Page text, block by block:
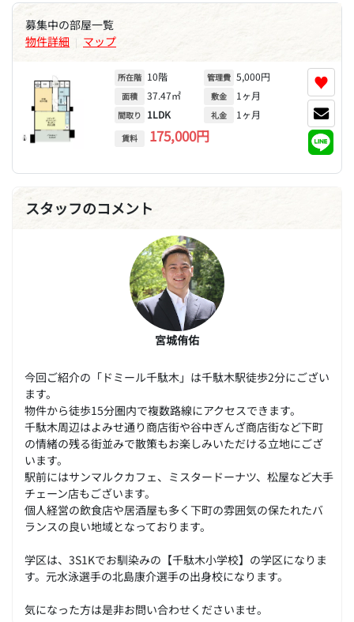
募集中の部屋一覧
物件詳細 | マップ
所在階 10階
面積 37.47㎡
間取り 1LDK
賃料 175,000円
管理費 5,000円
敷金 1ヶ月
礼金 1ヶ月
♥
スタッフのコメント
宮城侑佑
今回ご紹介の「ドミール千駄木」は千駄木駅徒歩2分にござい
ます。
物件から徒歩15分圏内で複数路線にアクセスできます。
千駄木周辺はよみせ通り商店街や谷中ぎんざ商店街など下町
の情緒の残る街並みで散策もお楽しみいただける立地にござ
います。
駅前にはサンマルクカフェ、ミスタードーナツ、松屋など大手
チェーン店もございます。
個人経営の飲食店や居酒屋も多く下町の雰囲気の保たれたバ
ランスの良い地域となっております。
学区は、3S1Kでお馴染みの【千駄木小学校】の学区になりま
す。元水泳選手の北島康介選手の出身校になります。
気になった方は是非お問い合わせくださいませ。